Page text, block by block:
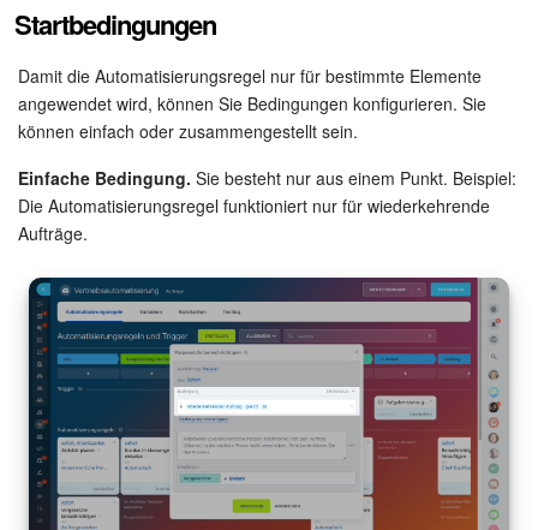
Startbedingungen
Damit die Automatisierungsregel nur für bestimmte Elemente
angewendet wird, können Sie Bedingungen konfigurieren. Sie
können einfach oder zusammengestellt sein.
Einfache Bedingung. Sie besteht nur aus einem Punkt. Beispiel:
Die Automatisierungsregel funktioniert nur für wiederkehrende
Aufträge.